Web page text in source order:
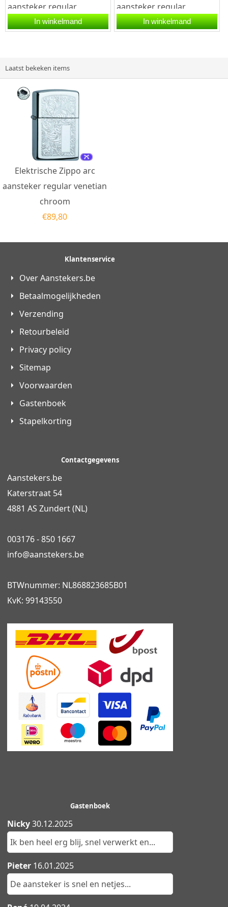
aansteker regular
spectrum. Deze Zippo
aansteker heeft een
In winkelmand
aansteker regular
chroom brush finish met
een dubbele arc
In winkelmand
Laatst bekeken items
Elektrische Zippo arc
aansteker regular venetian
chroom
€89,80
Klantenservice
Over Aanstekers.be
Betaalmogelijkheden
Verzending
Retourbeleid
Privacy policy
Sitemap
Voorwaarden
Gastenboek
Stapelkorting
Contactgegevens
Aanstekers.be
Katerstraat 54
4881 AS Zundert (NL)
003176 - 850 1667
info@aanstekers.be
BTWnummer: NL868823685B01
KvK: 99143550
Gastenboek
Nicky30.12.2025
Ik ben heel erg blij, snel verwerkt en...
Pieter 16.01.2025
De aansteker is snel en netjes...